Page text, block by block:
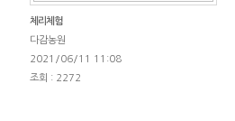
체리체험
다감농원
2021/06/11 11:08
조회 : 2272